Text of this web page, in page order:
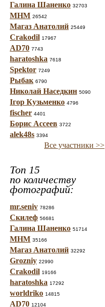
Галина Шаненко 32703
МНМ 26542
Магаз Анатолий 25449
Crakodil 17967
AD70 7743
haratoshka 7618
Spektor 7249
Рыбак 6790
Николай Наседкин 5090
Ігор Кузьменко 4796
fischer 4401
Борис Ассеев 3722
alek48s 3394
Все участники >>
Топ 15
по количеству
фотографий:
mr.seniv 78286
Скилеф 56681
Галина Шаненко 51714
МНМ 35166
Магаз Анатолий 32292
Grozniy 22990
Crakodil 19166
haratoshka 17292
worldriko 14815
AD70 12104